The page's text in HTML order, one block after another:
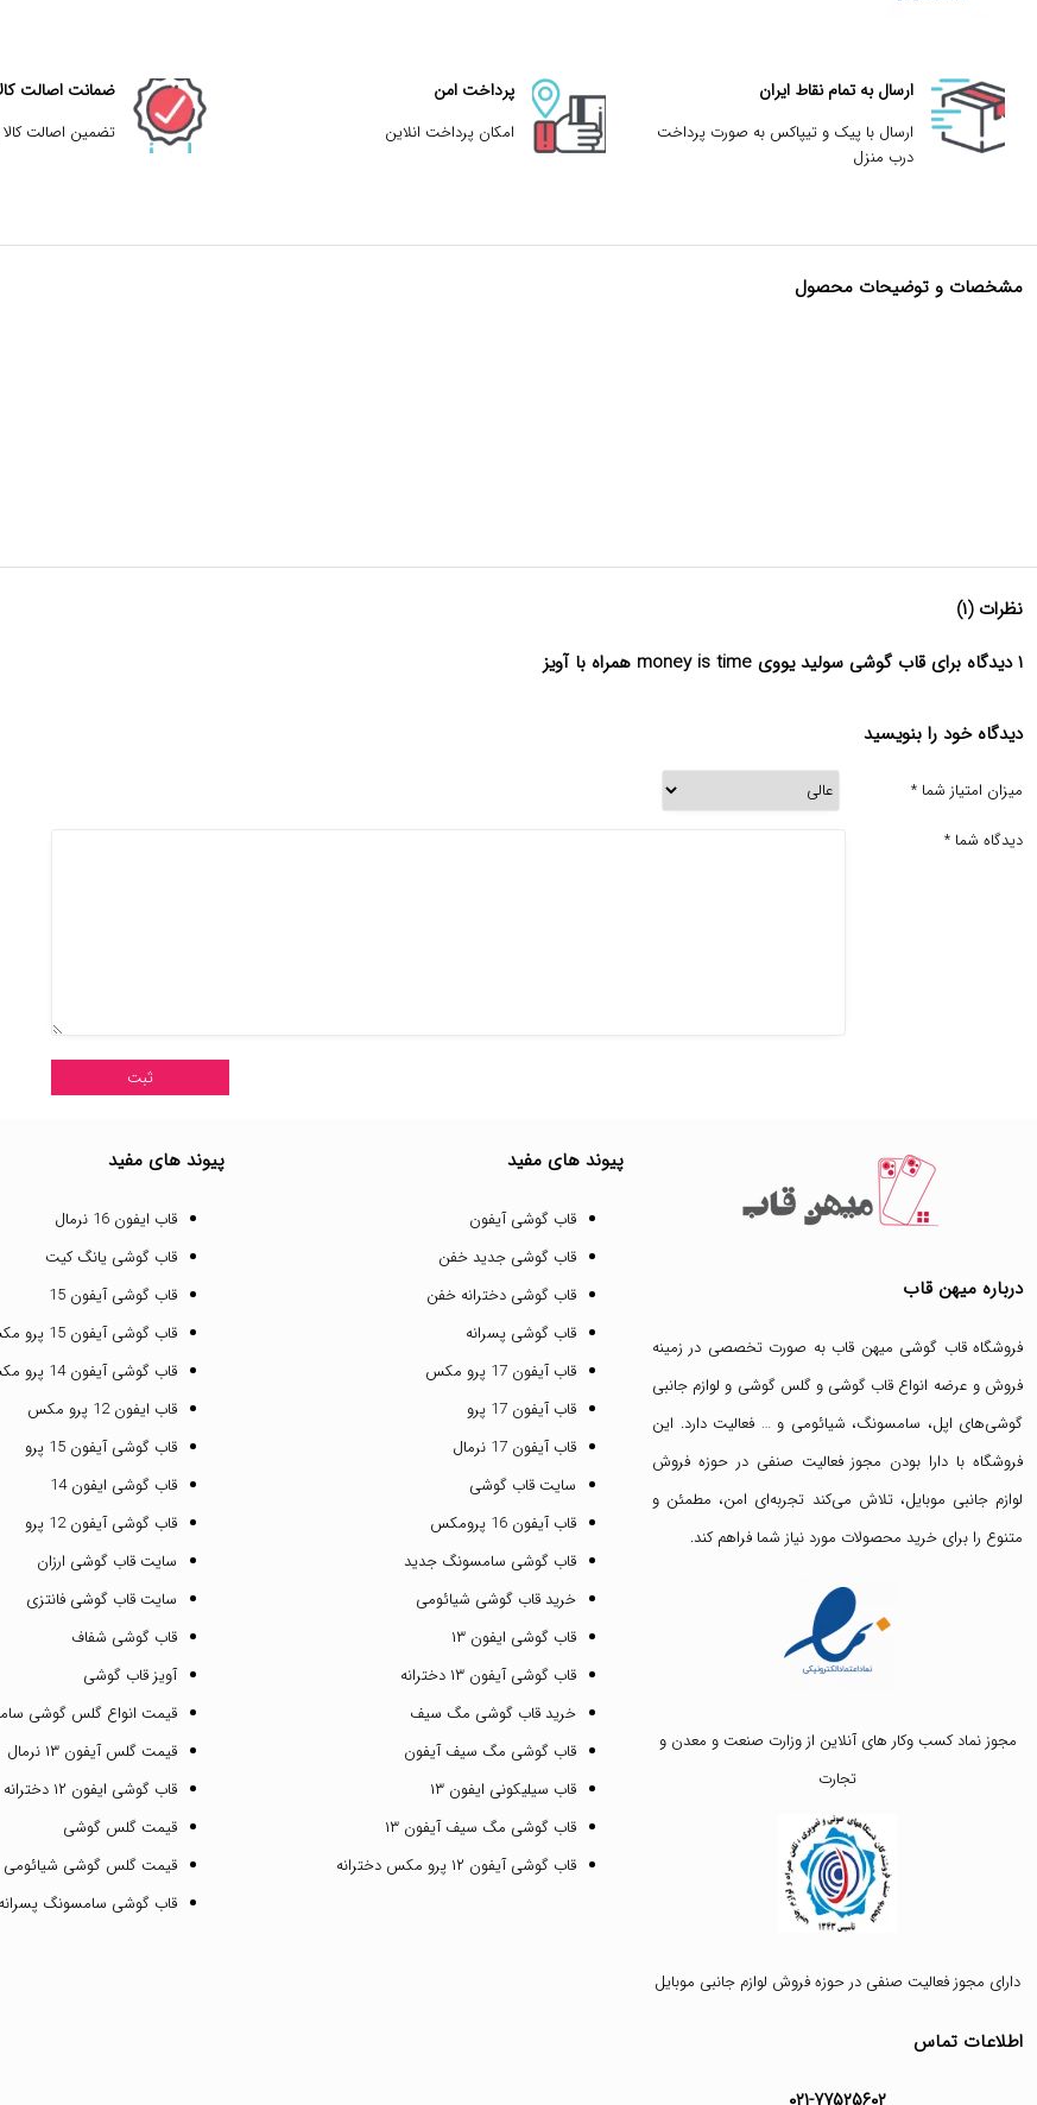
ارسال به تمام نقاط ایران
ارسال با پیک و تیپاکس به صورت پرداخت
درب منزل
پرداخت امن
امکان پرداخت انلاین
ضمانت اصالت
تضمین اصالت
مشخصات و توضیحات محصول
نظرات (۱)
۱ دیدگاه برای قاب گوشی سولید یووی money is time همراه با آویز
دیدگاه خود را بنویسید
میزان امتیاز شما *
دیدگاه شما *
درباره میهن قاب
فروشگاه قاب گوشی میهن قاب به صورت تخصصی در زمینه
فروش و عرضه انواع قاب گوشی وگلس گوشی و لوازم جانبی
گوشی‌های اپل، سامسونگ، شیائومی و … فعالیت دارد. این
فروشگاه با دارا بودن مجوز فعالیت صنفی در حوزه فروش
لوازم جانبی موبایل، تلاش می‌کند تجربه‌ای امن، مطمئن و
متنوع را برای خرید محصولات مورد نیاز شما فراهم کند.
مجوز نماد کسب وکار های آنلاین از وزارت صنعت و معدن و
تجارت
دارای مجوز فعالیت صنفی در حوزه فروش لوازم جانبی موبایل
اطلاعات تماس
پیوند های مفید
قاب گوشی آیفون
قاب گوشی جدید خفن
قاب گوشی دخترانه خفن
قاب گوشی پسرانه
قاب آیفون 17 پرو مکس
قاب آیفون 17 پرو
قاب آیفون 17 نرمال
سایت قاب گوشی
قاب آیفون 16 پرومکس
قاب گوشی سامسونگ جدید
خرید قاب گوشی شیائومی
قاب گوشی ایفون ۱۳
قاب گوشی آیفون ۱۳ دخترانه
خرید قاب گوشی مگ سیف
قاب گوشی مگ سیف آیفون
قاب سیلیکونی ایفون ۱۳
قاب گوشی مگ سیف آیفون ۱۳
قاب گوشی آیفون ۱۲ پرو مکس دخترانه
پیوند های مفید
قاب ایفون 16 نرمال
قاب گوشی یانگ کیت
قاب گوشی آیفون 15
قاب گوشی آیفون 15 پرو مکس
قاب گوشی آیفون 14 پرو مکس
قاب ایفون 12 پرو مکس
قاب گوشی آیفون 15 پرو
قاب گوشی ایفون 14
قاب گوشی آیفون 12 پرو
سایت قاب گوشی ارزان
سایت قاب گوشی فانتزی
قاب گوشی شفاف
آویز قاب گوشی
قیمت انواع گلس گوشی
قیمت گلس آیفون ۱۳ نرمال
قاب گوشی ایفون ۱۲ دخترانه
قیمت گلس گوشی
قیمت گلس گوشی شیائومی
قاب گوشی سامسونگ پسرانه